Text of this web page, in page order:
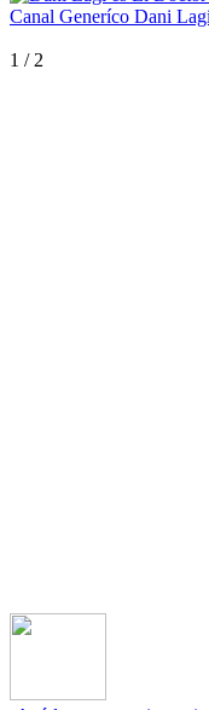
Canal Generíco Dani
1 / 2